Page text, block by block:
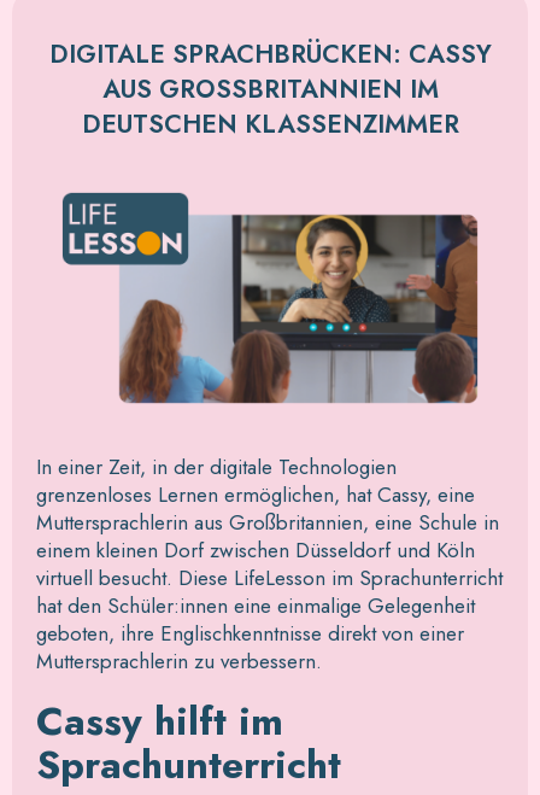
DIGITALE SPRACHBRÜCKEN: CASSY
AUS GROSSBRITANNIEN IM D
EUTSCHEN KLASSENZIMMER
In einer Zeit, in der digitale Technologien
grenzenloses Lernen ermöglichen, hat Cassy, eine
Muttersprachlerin aus Großbritannien, eine Schule in
einem kleinen Dorf zwischen Düsseldorf und Köln
virtuell besucht. Diese LifeLesson im Sprachunterricht
hat den Schüler:innen eine einmalige Gelegenheit
geboten, ihre Englischkenntnisse direkt von einer
Muttersprachlerin zu verbessern.
Cassy hilft im
Sprachunterricht